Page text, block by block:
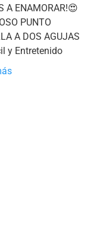
A ENAMORAR!😍
PUNTO
A DOS AGUJAS
y Entretenido